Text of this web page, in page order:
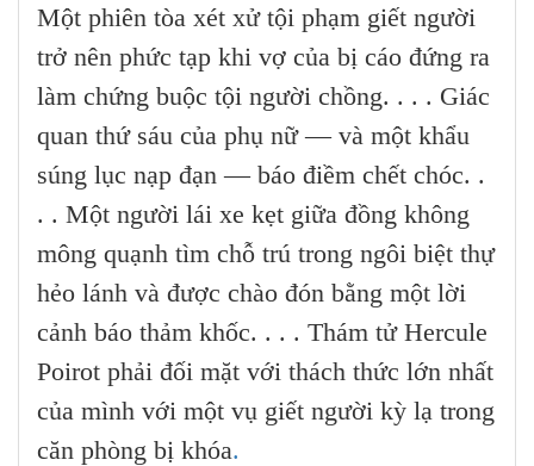
Một phiên tòa xét xử tội phạm giết người
trở nên phức tạp khi vợ của bị cáo đứng ra
làm chứng buộc tội người chồng. . . . Giác
quan thứ sáu của phụ nữ — và một khẩu
súng lục nạp đạn — báo điềm chết chóc. .
. . Một người lái xe kẹt giữa đồng không
mông quạnh tìm chỗ trú trong ngôi biệt thự
hẻo lánh và được chào đón bằng một lời
cảnh báo thảm khốc. . . . Thám tử Hercule
Poirot phải đối mặt với thách thức lớn nhất
của mình với một vụ giết người kỳ lạ trong
căn phòng bị khóa.